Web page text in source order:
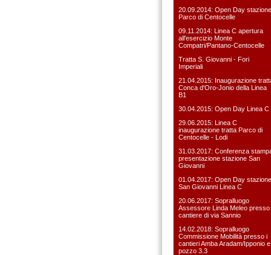
20.09.2014: Open Day stazione
Parco di Centocelle
09.11.2014: Linea C apertura
all'esercizio Monte
Compatri/Pantano-Centocelle
Tratta S. Giovanni - Fori
Imperiali
21.04.2015: Inaugurazione
Conca d'Oro-Jonio della Linea
B1
30.04.2015: Open Day Linea C
29.06.2015: Linea C
inaugurazione tratta Parco di
Centocelle - Lodi
31.03.2017: Conferenza
presentazione stazione San
Giovanni
01.04.2017: Open Day stazione
San Giovanni Linea C
20.06.2017: Sopralluogo
Assessore Linda Meleo presso
cantiere di via Sannio
14.02.2018: Sopralluogo
Commissione Mobilità presso i
cantieri Amba Aradam/Ipponio e
pozzo 3.3